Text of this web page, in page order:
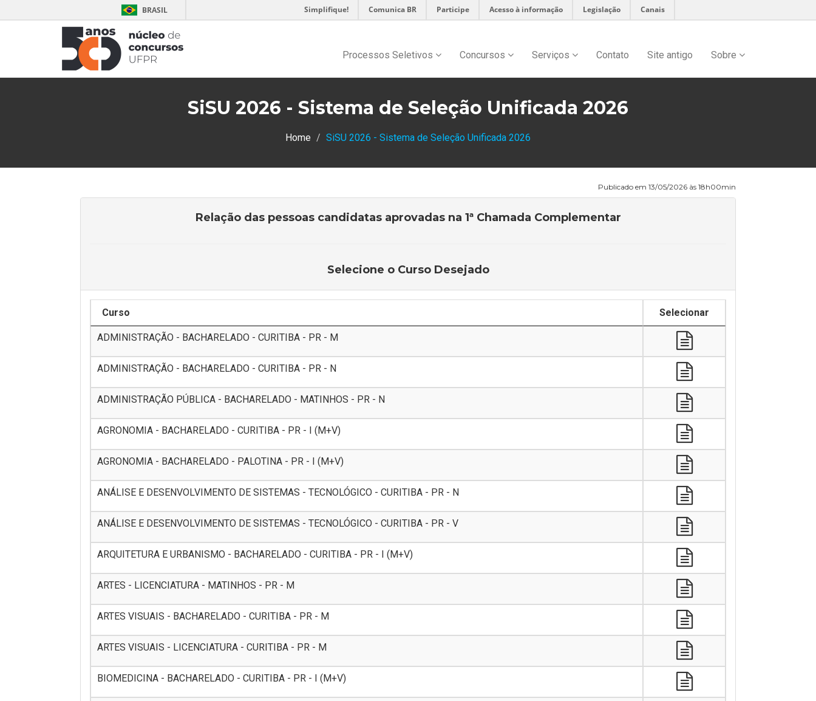
BRASIL Simplifique! Comunica BR Participe Acesso à informação Legislação Canais
Processos Seletivos Concursos Serviços Contato Site antigo Sobre
SiSU 2026 - Sistema de Seleção Unificada 2026
Home SiSU 2026 - Sistema de Seleção Unificada 2026
Publicado em 13/05/2026 às 18h00min
Relação das pessoas candidatas aprovadas na 1ª Chamada Complementar
Selecione o Curso Desejado
Curso Selecionar
ADMINISTRAÇÃO - BACHARELADO - CURITIBA - PR - M
ADMINISTRAÇÃO - BACHARELADO - CURITIBA - PR - N
ADMINISTRAÇÃO PÚBLICA - BACHARELADO - MATINHOS - PR - N
AGRONOMIA - BACHARELADO - CURITIBA - PR - I (M+V)
AGRONOMIA - BACHARELADO - PALOTINA - PR - I (M+V)
ANÁLISE E DESENVOLVIMENTO DE SISTEMAS - TECNOLÓGICO - CURITIBA - PR - N
ANÁLISE E DESENVOLVIMENTO DE SISTEMAS - TECNOLÓGICO - CURITIBA - PR - V
ARQUITETURA E URBANISMO - BACHARELADO - CURITIBA - PR - I (M+V)
ARTES - LICENCIATURA - MATINHOS - PR - M
ARTES VISUAIS - BACHARELADO - CURITIBA - PR - M
ARTES VISUAIS - LICENCIATURA - CURITIBA - PR - M
BIOMEDICINA - BACHARELADO - CURITIBA - PR - I (M+V)